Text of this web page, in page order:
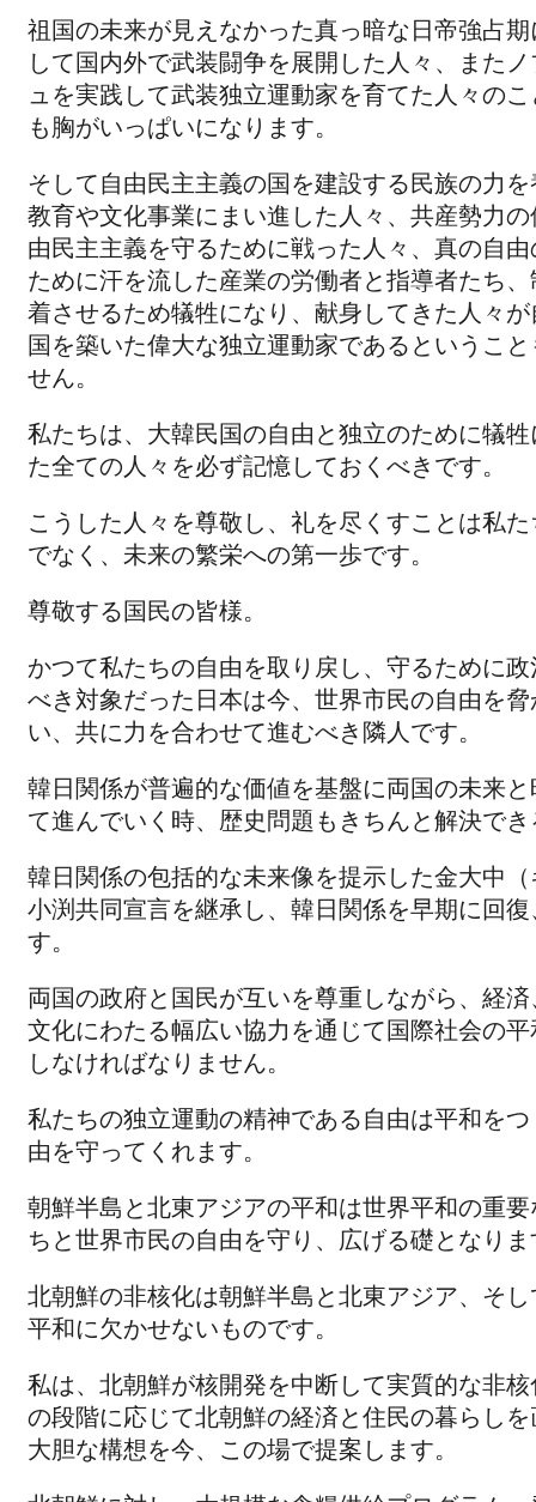
祖国の未来が見えなかった真っ暗な日帝強占
して国内外で武装闘争を展開した人々、また
ュを実践して武装独立運動家を育てた人々の
も胸がいっぱいになります。
そして自由民主主義の国を建設する民族の力
教育や文化事業にまい進した人々、共産勢力
由民主主義を守るために戦った人々、真の自
ために汗を流した産業の労働者と指導者たち
着させるため犠牲になり、献身してきた人々
国を築いた偉大な独立運動家であるというこ
せん。
私たちは、大韓民国の自由と独立のために犠
た全ての人々を必ず記憶しておくべきです。
こうした人々を尊敬し、礼を尽くすことは私
でなく、未来の繁栄への第一歩です。
尊敬する国民の皆様。
かつて私たちの自由を取り戻し、守るために
べき対象だった日本は今、世界市民の自由を
い、共に力を合わせて進むべき隣人です。
韓日関係が普遍的な価値を基盤に両国の未来
て進んでいく時、歴史問題もきちんと解決で
韓日関係の包括的な未来像を提示した金大中
小渕共同宣言を継承し、韓日関係を早期に回
す。
両国の政府と国民が互いを尊重しながら、経
文化にわたる幅広い協力を通じて国際社会の
しなければなりません。
私たちの独立運動の精神である自由は平和を
由を守ってくれます。
朝鮮半島と北東アジアの平和は世界平和の重
ちと世界市民の自由を守り、広げる礎となりま
北朝鮮の非核化は朝鮮半島と北東アジア、そ
平和に欠かせないものです。
私は、北朝鮮が核開発を中断して実質的な非
の段階に応じて北朝鮮の経済と住民の暮らし
大胆な構想を今、この場で提案します。